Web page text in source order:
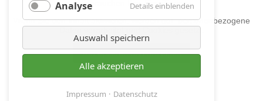
Analyse Details einblenden
Analyse
Auswahl speichern
Alle akzeptieren
Impressum Datenschutz